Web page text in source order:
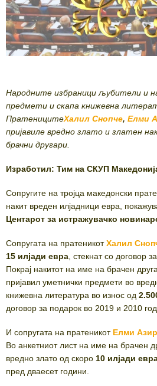
Народните избраници љубители и
предмети и скапа книжевна
ПратеницитеХалил Снопче, Елми
пријавиле вредно злато и златен
брачни другари.
Изработил: Тим на СКУП
Сопругите на тројца македонски
накит вреден илјадници евра,
Центарот за истражувачко
Сопругата на пратеникотХалил
15 илјади евра , стекнат со договор
Покрај накитот на име на брачен
пријавил уметнички предмети во
книжевна литература во износ од
договор за подарок во 2019 и 2010
И сопругата на пратеникот Елми
Во анкетниот лист на име на брачен
вредно злато од скоро 10 илјади
пред дваесет години.